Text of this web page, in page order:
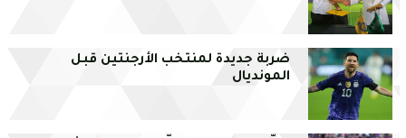
ضربة جديدة لمنتخب الأرجنتين قبل
المونديال